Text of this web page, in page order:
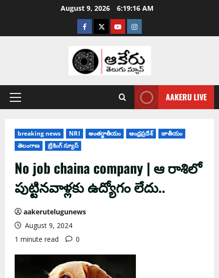
August 9, 2026 6:19:17 AM
AAKERU LIVE
breaking news NRI అంతర్జాతీయం ఆంధ్ర‌ప్ర‌దేశ్
జాతీయం
తెలంగాణ
బ్రేకింగ్ న్యూస్
No job chaina company | ఆ రాశిలో
పుట్టిన‌వాళ్ల‌కు ఉద్యోగం లేదు..
aakerutelugunews
August 9, 2024
1 minute read
0